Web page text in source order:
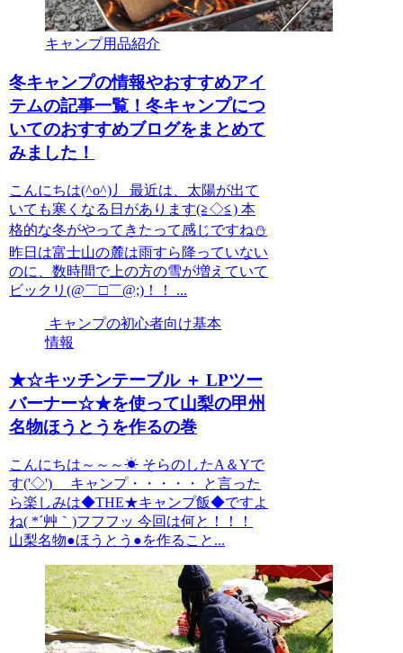
キャンプ用品紹介
冬キャンプの情報やおすすめアイ
テムの記事一覧！冬キャンプにつ
いてのおすすめブログをまとめて
みました！
こんにちは(^o^)丿 最近は、太陽が出て
いても寒くなる日があります(≧◇≦) 本
格的な冬がやってきたって感じですね⛄
昨日は富士山の麓は雨すら降っていない
のに、数時間で上の方の雪が増えていて
ビックリ(@￣□￣@;)！！ ...
キャンプの初心者向け基本
情報
★☆キッチンテーブル ＋ LPツー
バーナー☆★を使って山梨の甲州
名物ほうとうを作るの巻
こんにちは～～～☀ そらのしたA＆Yで
す('◇')ゞ キャンプ・・・・・ と言った
ら楽しみは◆THE★キャンプ飯◆ですよ
ね( *´艸｀)フフフッ 今回は何と！！！
山梨名物●ほうとう●を作ること...